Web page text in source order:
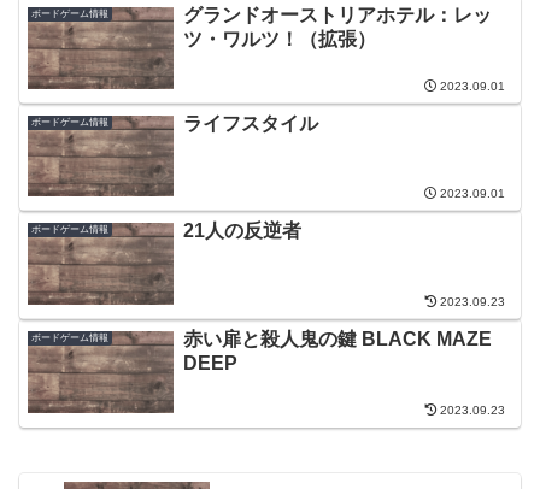
ボードゲーム情報
グランドオーストリアホテル：レッ
ツ・ワルツ！（拡張）
2023.09.01
ボードゲーム情報 ライフスタイル
2023.09.01
ボードゲーム情報 21人の反逆者
2023.09.23
ボードゲーム情報
赤い扉と殺人鬼の鍵 BLACK MAZE
DEEP
2023.09.23